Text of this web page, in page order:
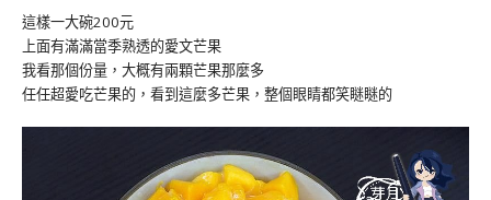
這樣一大碗200元
上面有滿滿當季熟透的愛文芒果
我看那個份量，大概有兩顆芒果那麼多
任任超愛吃芒果的，看到這麼多芒果，整個眼睛都笑瞇瞇的